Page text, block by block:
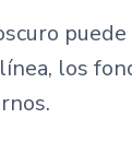
los